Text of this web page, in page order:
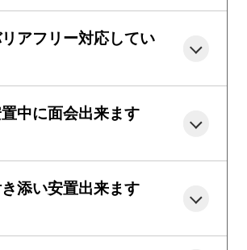
アフリー対応してい
中に面会出来ます
添い安置出来ます